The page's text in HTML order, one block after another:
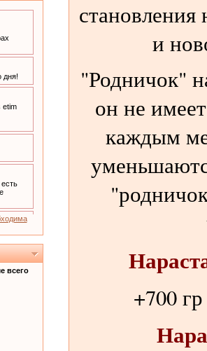
всего
становления
и
"Родничок"
он не
каждым
+700